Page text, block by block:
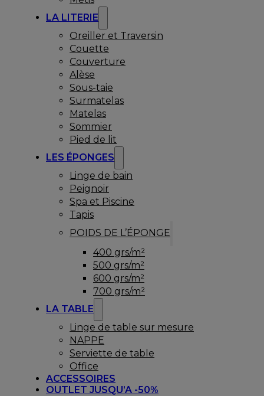
LA LITERIE
Oreiller et Traversin
Couette
Couverture
Alèse
Sous-taie
Surmatelas
Matelas
Sommier
Pied de lit
LES ÉPONGES
Linge de bain
Peignoir
Spa et Piscine
Tapis
POIDS DE L’ÉPONGE
400 grs/m²
500 grs/m²
600 grs/m²
700 grs/m²
LA TABLE
Linge de table sur mesure
NAPPE
Serviette de table
Office
ACCESSOIRES
OUTLET JUSQU’A -50%